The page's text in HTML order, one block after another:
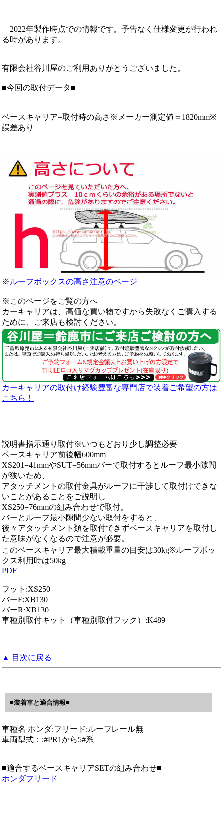
2022年製作時点での情報です。予告なく仕様変更が行われ
る時があります。
有限会社谷川屋のご利用ありがとうございました。
■今回の取付データ■
ベースキャリア=取付時の高さ※メーカー測定値＝1820mm※
誤差あり
※ ルーフボックスの高さ注意のページ
※このページをご覧の方へ
カーキャリアは、高価な買い物ですから失敗なくご購入する
ために、ご来店も検討ください。
カーキャリアの取付け経験豊富な専門店で装着ご希望の方は
こちら！
説明書指示通り取付※いつもどおり少し調整必要
ベースキャリア前後幅600mm
XS201=41mmやSUT=56mmバーで取付するとルーフ最小隙間
が狭いため、
アタッチメントの取付金具がルーフに干渉して取付けできな
いことがあることをご説明し
XS250=76mmの組み合わせで取付。
バーとルーフ最小隙間少ない取付をすると、
後々アタッチメント類を取付できずベースキャリアを取付し
た意味がなくなるので注意が必要。
このベースキャリア最大積載重量の目安は30kg※ルーフボッ
クス利用時は50kg
PDF
フット:XS250
バーF:XB130
バーR:XB130
車種別取付キット（車種別取付フック）:K489
▲ 目次に戻る
■装着車と適合情報■
車種名 ホンダ:フリード:ルーフレール無
車両型式：:#PR1から5#系
■適合するベースキャリアSETの組み合わせ■
ホンダフリード